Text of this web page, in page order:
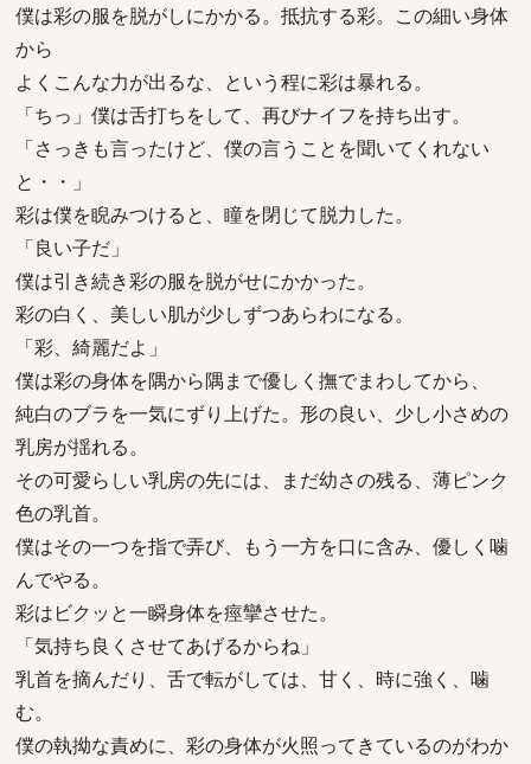
僕は彩の服を脱がしにかかる。抵抗する彩。この細い身体
から
よくこんな力が出るな、という程に彩は暴れる。
「ちっ」僕は舌打ちをして、再びナイフを持ち出す。
「さっきも言ったけど、僕の言うことを聞いてくれない
と・・」
彩は僕を睨みつけると、瞳を閉じて脱力した。
「良い子だ」
僕は引き続き彩の服を脱がせにかかった。
彩の白く、美しい肌が少しずつあらわになる。
「彩、綺麗だよ」
僕は彩の身体を隅から隅まで優しく撫でまわしてから、
純白のブラを一気にずり上げた。形の良い、少し小さめの
乳房が揺れる。
その可愛らしい乳房の先には、まだ幼さの残る、薄ピンク
色の乳首。
僕はその一つを指で弄び、もう一方を口に含み、優しく噛
んでやる。
彩はビクッと一瞬身体を痙攣させた。
「気持ち良くさせてあげるからね」
乳首を摘んだり、舌で転がしては、甘く、時に強く、噛
む。
僕の執拗な責めに、彩の身体が火照ってきているのがわか